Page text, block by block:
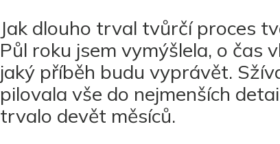
Jak dlouho trval tvůrčí proces
Půl roku jsem vymýšlela, o čas
jaký příběh budu vyprávět.
pilovala vše do nejmenších
trvalo devět měsíců.